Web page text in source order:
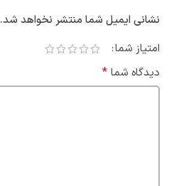
نشانی ایمیل شما منتشر نخواهد شد.
امتیاز شما
دیدگاه شما *